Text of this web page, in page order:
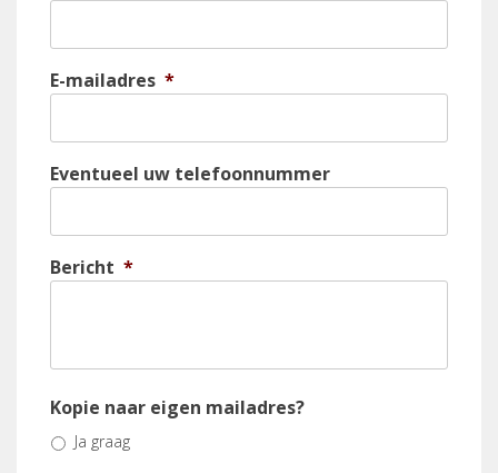
E-mailadres *
Eventueel uw telefoonnummer
Bericht *
Kopie naar eigen mailadres?
Ja graag